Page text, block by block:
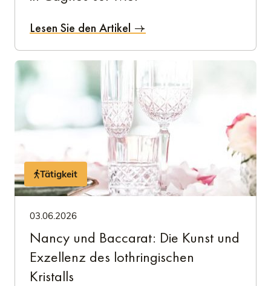
Lesen Sie den Artikel
Tätigkeit
03.06.2026
Nancy und Baccarat: Die Kunst und
Exzellenz des lothringischen
Kristalls